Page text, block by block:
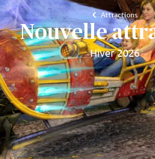
Attractions
Nouvelle
Hiver 2026